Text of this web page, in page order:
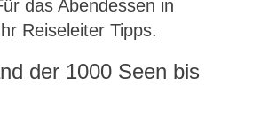
das Abendessen in
Reiseleiter Tipps.
der 1000 Seen bis